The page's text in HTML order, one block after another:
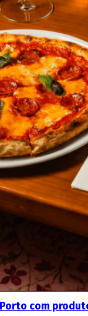
com